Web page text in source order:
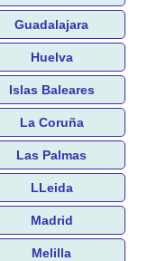
Guadalajara
Huelva
Islas Baleares
La Coruña
Las Palmas
LLeida
Madrid
Melilla